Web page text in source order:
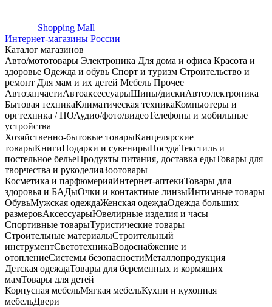
Shopping Mall
Интернет-магазины России
Каталог магазинов
Авто/мототовары Электроника Для дома и офиса Красота и
здоровье Одежда и обувь Спорт и туризм Строительство и
ремонт Для мам и их детей Мебель Прочее
АвтозапчастиАвтоаксессуарыШины/дискиАвтоэлектроника
Бытовая техникаКлиматическая техникаКомпьютеры и
оргтехника / ПОАудио/фото/видеоТелефоны и мобильные
устройства
Хозяйственно-бытовые товарыКанцелярские
товарыКнигиПодарки и сувенирыПосудаТекстиль и
постельное бельеПродукты питания, доставка едыТовары для
творчества и рукоделияЗоотовары
Косметика и парфюмерияИнтернет-аптекиТовары для
здоровья и БАДыОчки и контактные линзыИнтимные товары
ОбувьМужская одеждаЖенская одеждаОдежда больших
размеровАксессуарыЮвелирные изделия и часы
Спортивные товарыТуристические товары
Строительные материалыСтроительный
инструментСветотехникаВодоснабжение и
отоплениеСистемы безопасностиМеталлопродукция
Детская одеждаТовары для беременных и кормящих
мамТовары для детей
Корпусная мебельМягкая мебельКухни и кухонная
мебельДвери